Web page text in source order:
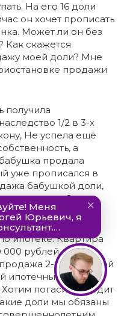
На его 16 доли
он хочет прописать
Может ли он без
Как скажется
моей доли? Мне
продажи
получила
1/2 в 3-х
Не успела ещё
а
продала
уже прописался в
бабушкой доли,
покупки?
х комнатной
ипотеке. Квартира
000 рублей
2-х комнатной
ипотечный кредит.
погасить кредит
доли мы обязаны